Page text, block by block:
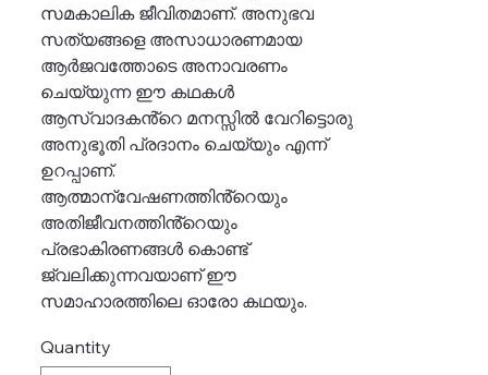
സമകാലിക ജീവിതമാണ്. അനുഭവ
സത്യങ്ങളെ അസാധാരണമായ
ആർജവത്തോടെ അനാവരണം
ചെയ്യുന്ന ഈ കഥകൾ
ആസ്വാദകൻ്റെ മനസ്സിൽ വേറിട്ടൊരു
അനുഭൂതി പ്രദാനം ചെയ്യും എന്ന്
ഉറപ്പാണ്.
ആത്മാന്വേഷണത്തിൻ്റെയും
അതിജീവനത്തിൻ്റെയും
പ്രഭാകിരണങ്ങൾ കൊണ്ട്
ജ്വലിക്കുന്നവയാണ് ഈ
സമാഹാരത്തിലെ ഓരോ കഥയും.
Quantity